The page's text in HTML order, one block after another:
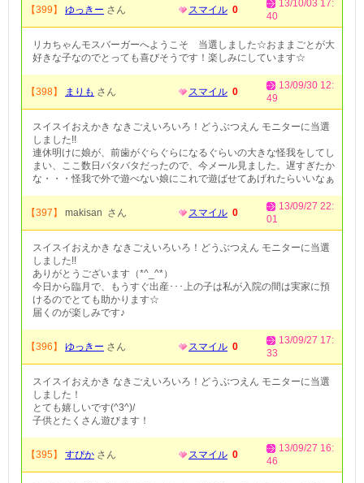
【399】 ゆっきー さん スマイル 0
13/10/03 17:
40
リカちゃんモスバーガーへようこそ 当選しました☆おままごとが大
好きな子なのでとっても喜びそうです！楽しみにしています☆
【398】 まりも さん スマイル 0
13/09/30 12:
49
スイスイおえかき なきごえいろいろ！どうぶつえん モニターに当選
しました!!
連休明けに娘が、前歯がぐらぐらになるぐらいの大きな怪我をしてし
まい、ここ数日バタバタだったので、今メール見ました。遅すぎたか
な・・・怪我で外で遊べない娘にこれで遊ばせてあげれたらいいなぁ
【397】 makisan さん スマイル 0
13/09/27 22:
01
スイスイおえかき なきごえいろいろ！どうぶつえん モニターに当選
しました!!
ありがとうございます（*^_^*）
今日から臨月で、もうすぐ出産･･･上の子は私が入院の間は実家に預
けるのでとても助かります☆
届くのが楽しみです♪
【396】 ゆっきー さん スマイル 0
13/09/27 17:
33
スイスイおえかき なきごえいろいろ！どうぶつえん モニターに当選
しました！
とても嬉しいです(^3^)/
子供とたくさん遊びます！
【395】 すぴか さん スマイル 0
13/09/27 16:
46